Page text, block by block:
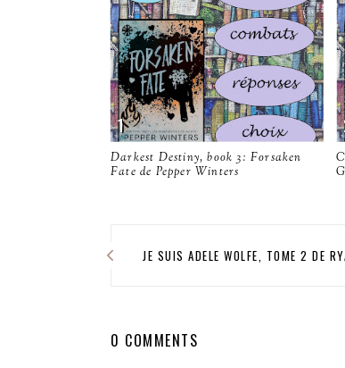
Darkest Destiny, book 3: Forsaken
Fate de Pepper Winters
JE SUIS ADELE WOLFE, TOME 2 DE
0 COMMENTS